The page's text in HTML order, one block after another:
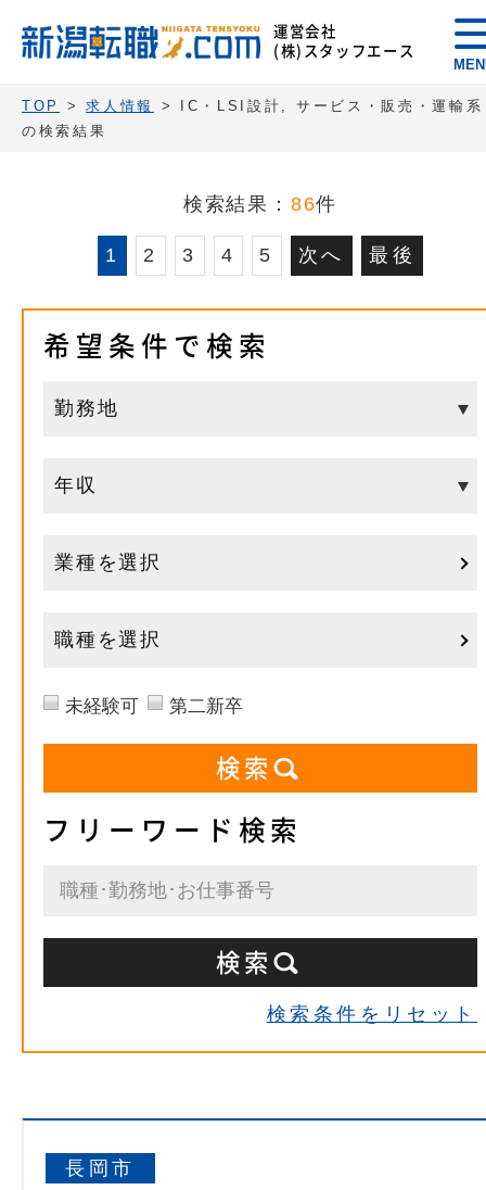
運営会社
(株)スタッフエース
TOP >求人情報
> IC・LSI設計, サービス・販売・運輸系
の検索結果
検索結果： 86件
1 2 3 4 5 次へ 最後
希望条件で検索
業種を選択
職種を選択
未経験可 第二新卒
フリーワード検索
検索条件をリセット
長岡市